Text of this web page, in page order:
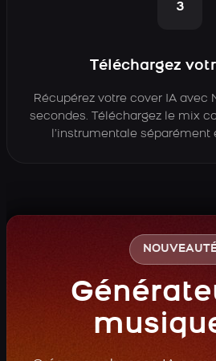
3
Téléchargez
Récupérez votre cover IA avec
secondes. Téléchargez le mix
l’instrumentale séparément